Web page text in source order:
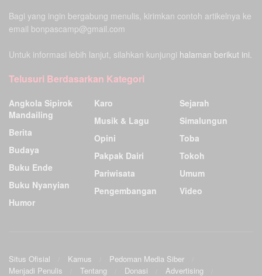
Bagi yang ingin bergabung menulis, kirimkan contoh artikelnya ke
email bonpascamp@gmail.com
Untuk informasi lebih lanjut, silahkan kunjungi halaman berikut ini.
Telusuri Berdasarkan Kategori
Angkola Sipirok
Mandailing
Berita
Budaya
Buku Ende
Buku Nyanyian
Humor
Karo
Musik & Lagu
Opini
Pakpak Dairi
Pariwisata
Pengembangan
Sejarah
Simalungun
Toba
Tokoh
Umum
Video
Situs Ofisial Kamus
Pedoman Media Siber
Menjadi Penulis
Tentang Donasi Advertising